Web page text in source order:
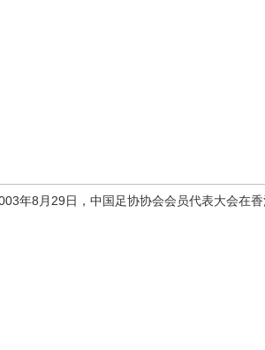
8月29日，中国足协协会会员代表大会在香